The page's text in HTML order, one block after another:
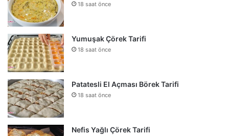
18 saat önce
Yumuşak Çörek Tarifi
18 saat önce
Patatesli El Açması Börek Tarifi
18 saat önce
Nefis Yağlı Çörek Tarifi